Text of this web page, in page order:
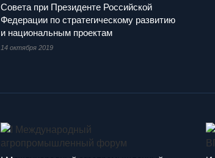
Совета при Президенте Российской
Федерации по стратегическому развитию
и национальным проектам
14 октября 2019